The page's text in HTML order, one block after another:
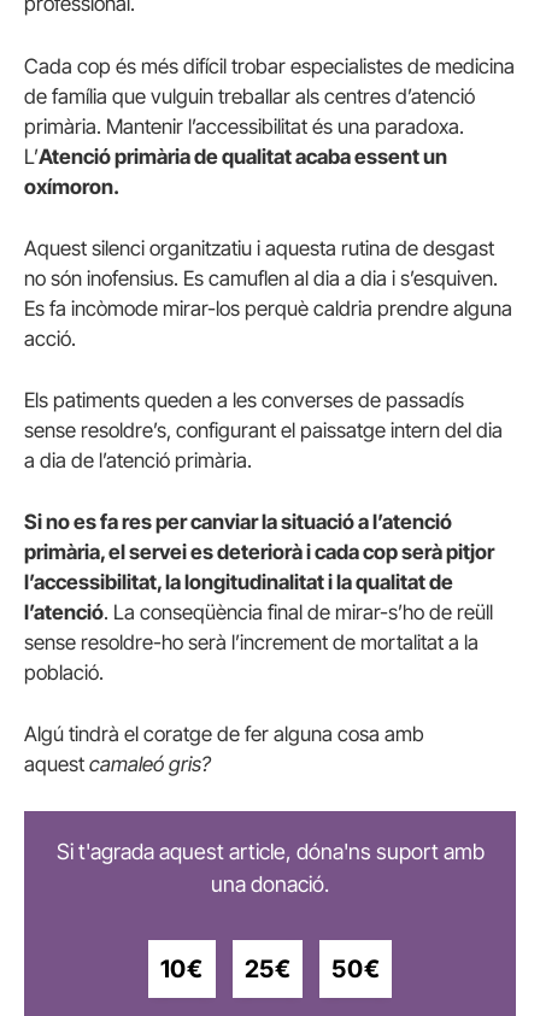
Cada cop és més difícil trobar especialistes de medicina
de família que vulguin treballar als centres d’atenció
primària. Mantenir l’accessibilitat és una paradoxa.
L’Atenció primària de qualitat acaba essent un
oxímoron.
Aquest silenci organitzatiu i aquesta rutina de desgast
no són inofensius. Es camuflen al dia a dia i s’esquiven.
Es fa incòmode mirar-los perquè caldria prendre alguna
acció.
Els patiments queden a les converses de passadís
sense resoldre’s, configurant el paissatge intern del dia
a dia de l’atenció primària.
Si no es fa res per canviar la situació a l’atenció
primària, el servei es deteriorà i cada cop serà pitjor
l’accessibilitat, la longitudinalitat i la qualitat de
l’atenció. La conseqüència final de mirar-s’ho de reüll
sense resoldre-ho serà l’increment de mortalitat a la
població.
Algú tindrà el coratge de fer alguna cosa amb
aquest camaleó gris?
Si t'agrada aquest article, dóna'ns suport amb
una donació.
10€ 25€ 50€